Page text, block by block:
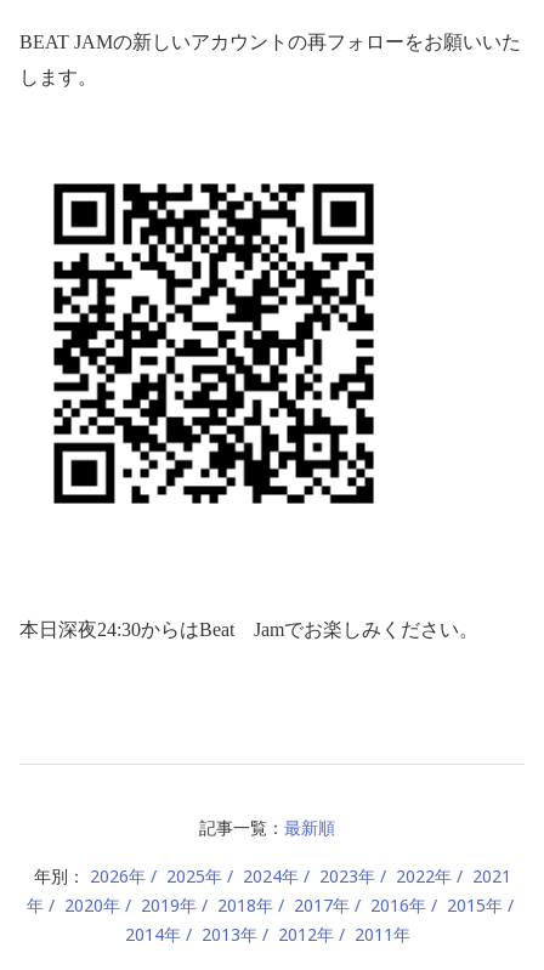
BEAT JAMの新しいアカウントの再フォローをお願いいた
します。
本日深夜24:30からはBeat Jamでお楽しみください。
記事一覧： 最新順
年別： 2026年 2025年 2024年 2023年 2022年
2021
年
2020年 2019年 2018年 2017年 2016年
2015年
2014年
2013年 2012年 2011年